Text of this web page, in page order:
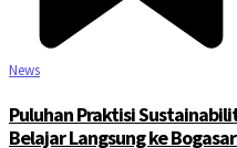
News
Puluhan Praktisi
Belajar Langsung ke